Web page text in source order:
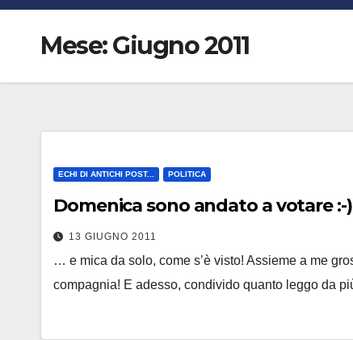
Mese:Giugno 2011
ECHI DI ANTICHI POST... POLITICA
Domenica sono andato a votare :-)
13 GIUGNO 2011
… e mica da solo, come s’è visto! Assieme a me
compagnia! E adesso, condivido quanto leggo da